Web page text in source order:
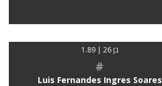
בן 26 | 1.89
#
Luis Fernandes Ingres Soares